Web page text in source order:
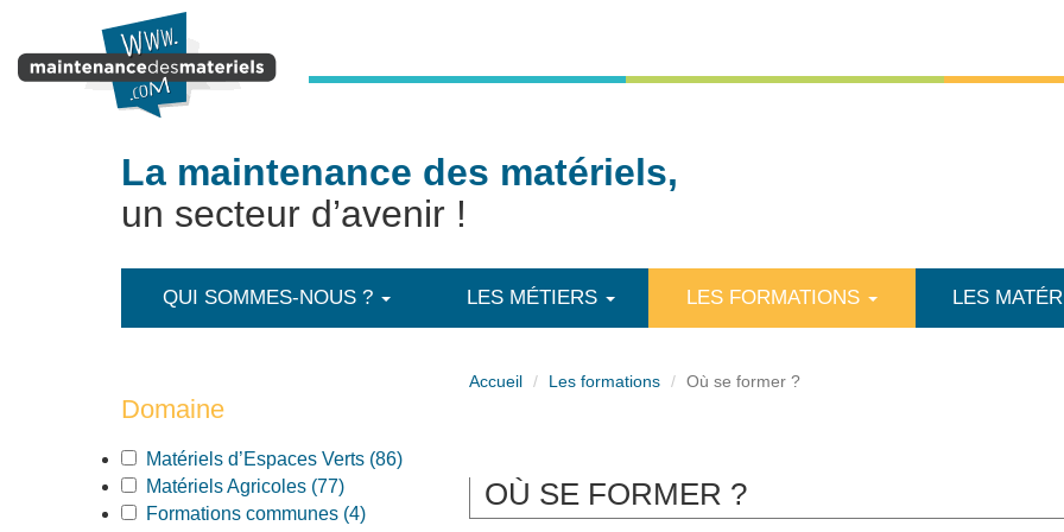
Aller au contenu principal
La maintenance des matériels,
un secteur d’avenir !
QUI SOMMES-NOUS ? LES MÉTIERS LES FORMATIONS LES
Domaine
Apply Matériels d’Espaces Verts
filter
Matériels d’Espaces Verts (86)
Apply Matériels d’Espaces Verts
filter
Apply Matériels Agricoles filter
Matériels Agricoles (77)
Apply Matériels Agricoles filter
Apply Formations communes filter
Formations communes (4)
Apply Formations communes filter
Accueil Les formations Où se former ?
OÙ SE FORMER ?